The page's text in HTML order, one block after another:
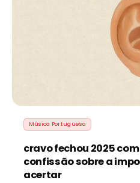
Música Portuguesa
cravo fechou 2025
confissão sobre a
acertar